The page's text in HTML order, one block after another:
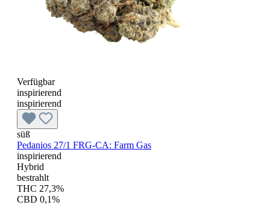
Verfügbar
inspirierend
inspirierend
süß
Pedanios 27/1 FRG-CA: Farm Gas
inspirierend
Hybrid
bestrahlt
THC 27,3%
CBD 0,1%